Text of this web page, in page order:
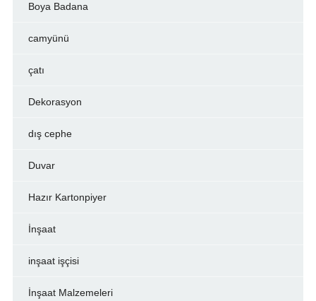
Boya Badana
camyünü
çatı
Dekorasyon
dış cephe
Duvar
Hazır Kartonpiyer
İnşaat
inşaat işçisi
İnşaat Malzemeleri